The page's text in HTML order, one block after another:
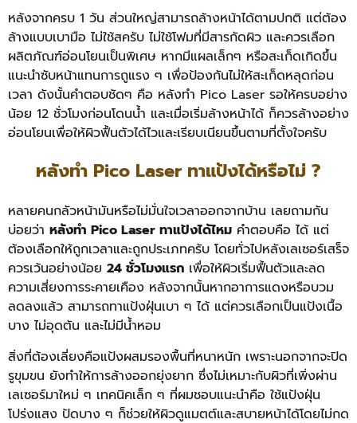
หลังจากครบ 1 วัน ส่วนใหญ่สามารถล้างหน้าได้ตามปกติ แต่ต้อง
ล้างแบบเบามือ ไม่ใช้สครับ ไม่ใช้โฟมที่มีสารกัดผิว และควรเลือก
ผลิตภัณฑ์อ่อนโยนเป็นพิเศษ หากมีแผลเล็กๆ หรือสะเก็ดเกิดขึ้น
แนะนำซับหน้าแทนการถูแรง ๆ เพื่อป้องกันไม่ให้สะเก็ดหลุดก่อน
เวลา ดังนั้นคำตอบชัดๆ คือ หลังทำ Pico Laser รอให้ครบอย่าง
น้อย 12 ชั่วโมงก่อนโดนน้ำ และเมื่อเริ่มล้างหน้าได้ ก็ควรล้างอย่าง
อ่อนโยนเพื่อให้ผิวฟื้นตัวได้ไวและเรียบเนียนขึ้นตามที่ตั้งใจครับ
หลังทำ Pico Laser ทาแป้งได้หรือไม่ ?
หลายคนกลัวหน้ามันหรือไม่มั่นใจเวลาออกจากบ้าน เลยถามกัน
บ่อยว่า หลังทำ Pico Laser ทาแป้งได้ไหม คำตอบคือ ได้ แต่
ต้องเลือกให้ถูกเวลาและถูกประเภทครับ โดยทั่วไปหลังเลเซอร์เสร็จ
ควรเว้นอย่างน้อย 24 ชั่วโมงแรก เพื่อให้ผิวเริ่มฟื้นตัวและลด
ความเสี่ยงการระคายเคือง หลังจากนั้นหากอาการแดงหรือบวม
ลดลงแล้ว สามารถทาแป้งฝุ่นเบา ๆ ได้ แต่ควรเลือกเป็นแป้งเนื้อ
บาง ไม่อุดตัน และไม่มีน้ำหอม
สิ่งที่ต้องเลี่ยงคือแป้งผสมรองพื้นที่หนาหนัก เพราะนอกจากจะปิด
รูขุมขน ยังทำให้การล้างออกยุ่งยาก ซึ่งไม่เหมาะกับผิวที่เพิ่งผ่าน
เลเซอร์มาใหม่ ๆ เทคนิคเล็ก ๆ ที่ผมชอบแนะนำคือ ใช้แป้งฝุ่น
โปร่งแสง ปัดบาง ๆ ก็ช่วยให้ผิวดูแมตต์และสบายหน้าได้โดยไม่กด